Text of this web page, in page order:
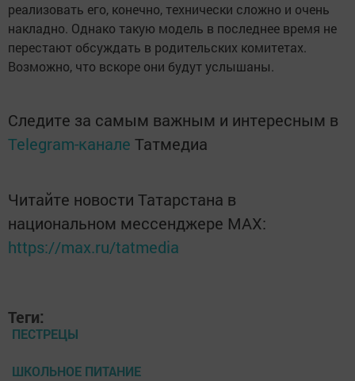
реализовать его, конечно, технически сложно и очень
накладно. Однако такую модель в последнее время не
перестают обсуждать в родительских комитетах.
Возможно, что вскоре они будут услышаны.
Следите за самым важным и интересным в
Telegram-канале Татмедиа
Читайте новости Татарстана в
национальном мессенджере MАХ:
https://max.ru/tatmedia
Теги:
ПЕСТРЕЦЫ
ШКОЛЬНОЕ ПИТАНИЕ